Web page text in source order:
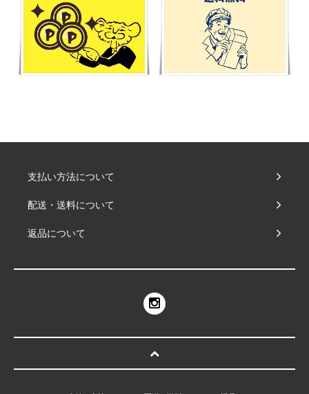
支払い方法について
配送・送料について
返品について